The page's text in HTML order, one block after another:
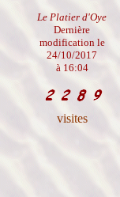
Le Platier d'Oye
Dernière
modification le
24/10/2017
à 16:04
visites